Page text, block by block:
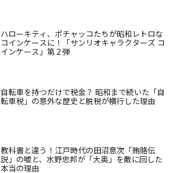
ハローキティ、ポチャッコたちが昭和レトロな
コインケースに！「サンリオキャラクターズ コ
インケース」第２弾
自転車を持つだけで税金？ 昭和まで続いた「自
転車税」の意外な歴史と脱税が横行した理由
教科書と違う！江戸時代の田沼意次「賄賂伝
説」の嘘と、水野忠邦が「大奥」を敵に回した
本当の理由